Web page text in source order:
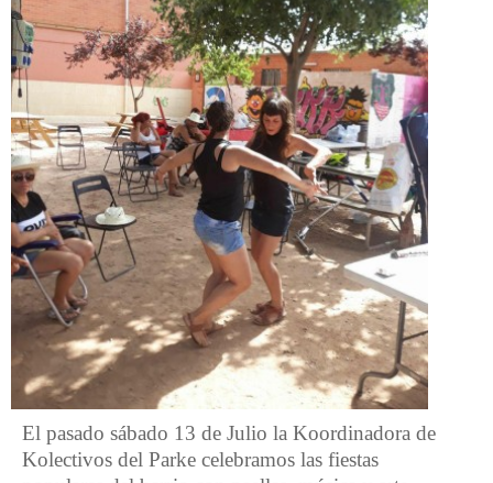
El pasado sábado 13 de Julio la Koordinadora de
Kolectivos del Parke celebramos las fiestas